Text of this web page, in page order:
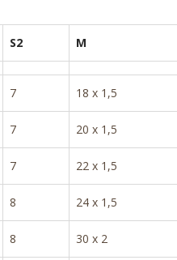
S2 M
7 18 x 1,5
7 20 x 1,5
7 22 x 1,5
8 24 x 1,5
8 30 x 2